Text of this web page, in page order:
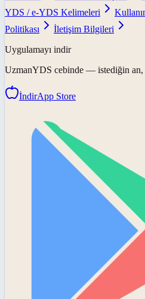
YDS / e-YDS Kelimeleri
Politikası
İletişim Bilgileri
Uygulamayı indir
UzmanYDS cebinde — istediğin an,
İndirApp Store